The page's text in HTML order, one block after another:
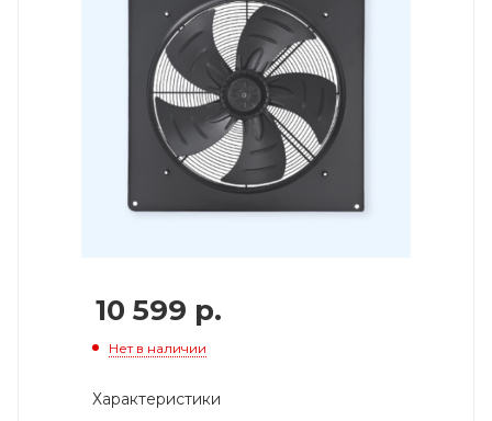
10 599 р.
Нет в наличии
Характеристики